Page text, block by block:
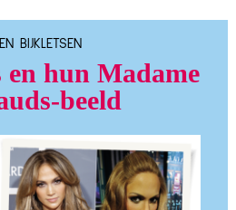
BIJKLETSEN
en hun Madame
beeld